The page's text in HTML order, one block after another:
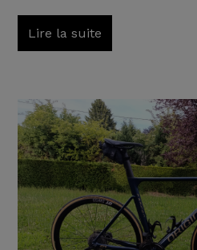
Lire la suite